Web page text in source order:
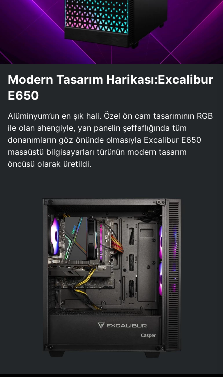
Modern Tasarım Harikası:Excalibur
E650
Alüminyum’un en şık hali. Özel ön cam tasarımının RGB
ile olan ahengiyle, yan panelin şeffaflığında tüm
donanımların göz önünde olmasıyla Excalibur E650
masaüstü bilgisayarları türünün modern tasarım
öncüsü olarak üretildi.